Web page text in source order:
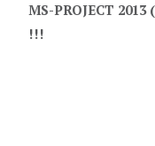
MS-PROJECT
!!!